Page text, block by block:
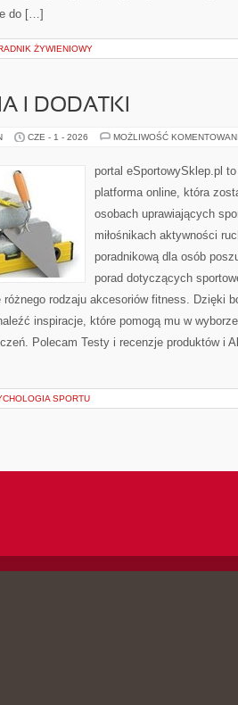
do […]
ŻYWIENIOWY
I DODATKI
CZE - 1 - 2026 MOŻLIWOŚĆ
portal eSportowySklep.pl
platforma online, która
osobach uprawiających
miłośnikach aktywności
poradnikową dla osób
porad dotyczących
rodzaju akcesoriów fitness. Dzięki
inspiracje, które pomogą mu w
Polecam Testy i recenzje produktów i
SPORTU